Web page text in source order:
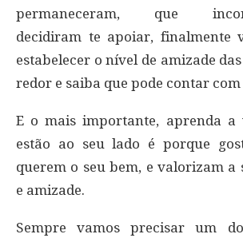
permaneceram, que
decidiram te apoiar, finalmente
estabelecer o nível de amizade
redor e saiba que pode contar com
E o mais importante, aprenda a
estão ao seu lado é porque
querem o seu bem, e valorizam a
e amizade.
Sempre vamos precisar um